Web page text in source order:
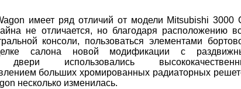
имеет ряд отличий от модели Mitsubishi 3000
не отличается, но благодаря расположению
консоли, пользоваться элементами
салона новой модификации с
использовались
больших хромированных радиаторных
несколько изменилась.